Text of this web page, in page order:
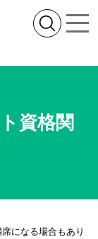
資格関
になる場合もあり